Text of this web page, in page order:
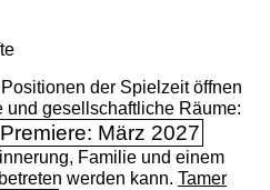
der Spielzeit öffnen
und gesellschaftliche Räume:
Premiere: März 2027
Familie und einem
werden kann. Tamer